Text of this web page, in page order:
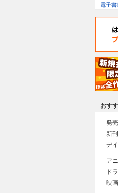
電子
おす
発
新
デ
ア
ド
映